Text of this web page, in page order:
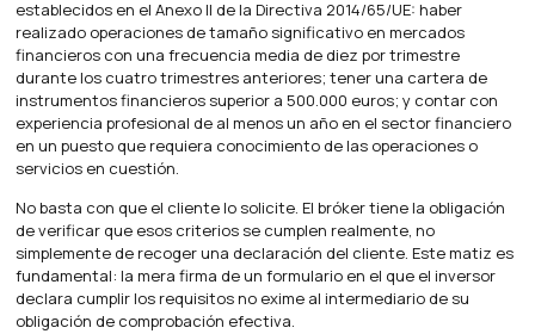
establecidos en el Anexo II de la Directiva 2014/65/UE: haber
realizado operaciones de tamaño significativo en mercados
financieros con una frecuencia media de diez por trimestre
durante los cuatro trimestres anteriores; tener una cartera de
instrumentos financieros superior a 500.000 euros; y contar con
experiencia profesional de al menos un año en el sector financiero
en un puesto que requiera conocimiento de las operaciones o
servicios en cuestión.
No basta con que el cliente lo solicite. El bróker tiene la obligación
de verificar que esos criterios se cumplen realmente, no
simplemente de recoger una declaración del cliente. Este matiz es
fundamental: la mera firma de un formulario en el que el inversor
declara cumplir los requisitos no exime al intermediario de su
obligación de comprobación efectiva.